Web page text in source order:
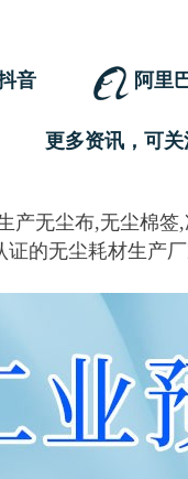
音 阿里
更多资讯，可
产无尘布,无尘棉
的无尘耗材生产厂